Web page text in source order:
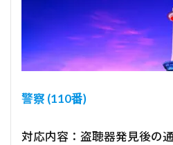
警察 (110番)
対応内容：盗聴器発見後の